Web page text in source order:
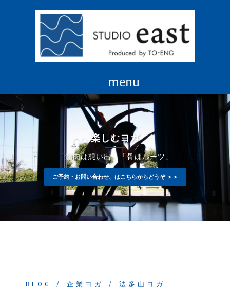
キ
楽しむヨガ
「筋肉は想い出」「骨はルーツ」
ご予約・お問い合わせ、はこちらからどうぞ ＞＞
BLOG 企業ヨガ 法多山ヨガ